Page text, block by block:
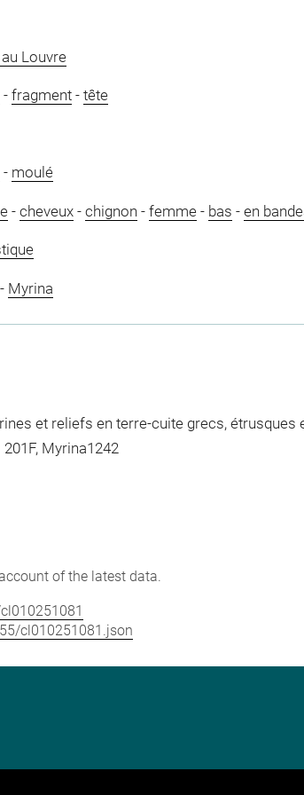
Louvre
- fragment- tête
- moulé
- cheveux- chignon - femme- bas - en
- Myrina
et reliefs en terre-cuite grecs, étrusques
Myrina1242
of the latest data.
cl010251081.json